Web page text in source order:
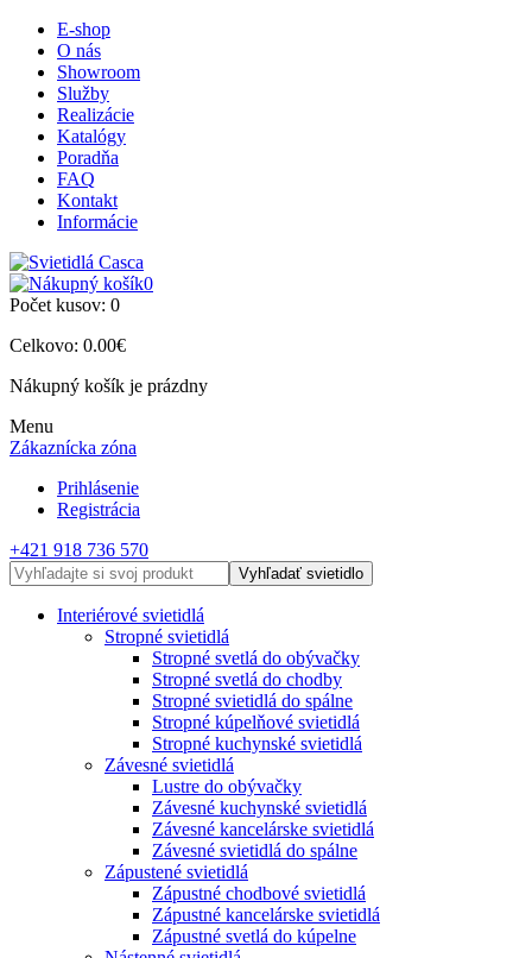
E-shop
O nás
Showroom
Služby
Realizácie
Katalógy
Poradňa
FAQ
Kontakt
Informácie
0
Počet kusov: 0
Celkovo: 0.00€
Nákupný košík je prázdny
Menu
Zákaznícka zóna
Prihlásenie
Registrácia
+421 918 736 570
Vyhľadať svietidlo
Interiérové svietidlá
Stropné svietidlá
Stropné svetlá do obývačky
Stropné svetlá do chodby
Stropné svietidlá do spálne
Stropné kúpelňové svietidlá
Stropné kuchynské svietidlá
Závesné svietidlá
Lustre do obývačky
Závesné kuchynské svietidlá
Závesné kancelárske svietidlá
Závesné svietidlá do spálne
Zápustené svietidlá
Zápustné chodbové svietidlá
Zápustné kancelárske svietidlá
Zápustné svetlá do kúpelne